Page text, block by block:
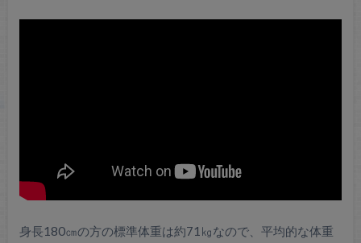
身長180㎝の方の標準体重は約71㎏なので、平均的な体重